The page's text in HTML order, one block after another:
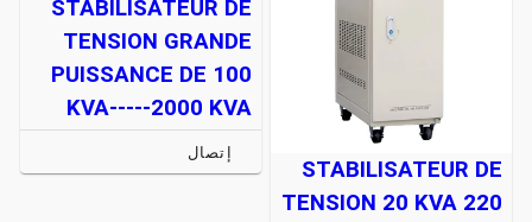
STABILISATEUR DE
TENSION 20 KVA 220
STABILISATEUR DE
TENSION GRANDE
PUISSANCE DE 100
KVA-----2000 KVA
إتصال